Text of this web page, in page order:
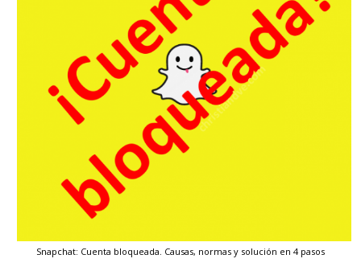
Snapchat: Cuenta bloqueada. Causas, normas y solución en 4 pasos